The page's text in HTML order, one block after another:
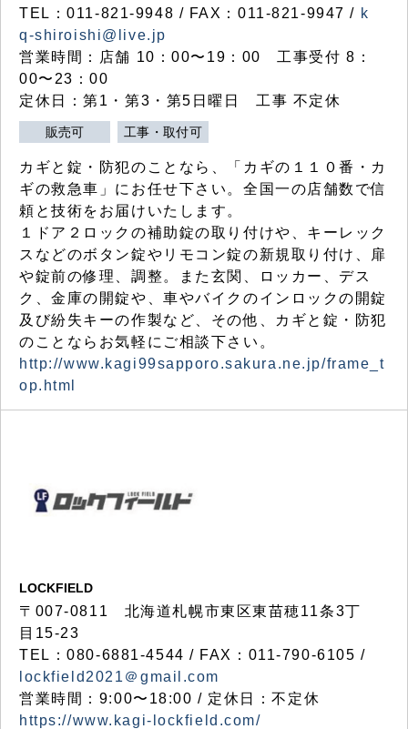
TEL：011-821-9948 / FAX：011-821-9947 / k
q-shiroishi@live.jp
営業時間：店舗 10：00〜19：00 工事受付 8：
00〜23：00
定休日：第1・第3・第5日曜日 工事 不定休
販売可 工事・取付可
カギと錠・防犯のことなら、「カギの１１０番・カ
ギの救急車」にお任せ下さい。全国一の店舗数で信
頼と技術をお届けいたします。
１ドア２ロックの補助錠の取り付けや、キーレック
スなどのボタン錠やリモコン錠の新規取り付け、扉
や錠前の修理、調整。また玄関、ロッカー、デス
ク、金庫の開錠や、車やバイクのインロックの開錠
及び紛失キーの作製など、その他、カギと錠・防犯
のことならお気軽にご相談下さい。
http://www.kagi99sapporo.sakura.ne.jp/frame_t
op.html
LOCKFIELD
〒007-0811 北海道札幌市東区東苗穂11条3丁
目15-23
TEL：080-6881-4544 / FAX：011-790-6105 /
lockfield2021＠gmail.com
営業時間：9:00〜18:00 / 定休日：不定休
https://www.kagi-lockfield.com/